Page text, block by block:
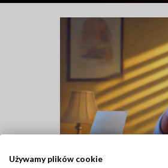
Używamy plików cookie